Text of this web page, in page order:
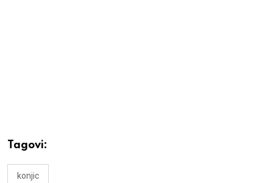
Tagovi:
konjic